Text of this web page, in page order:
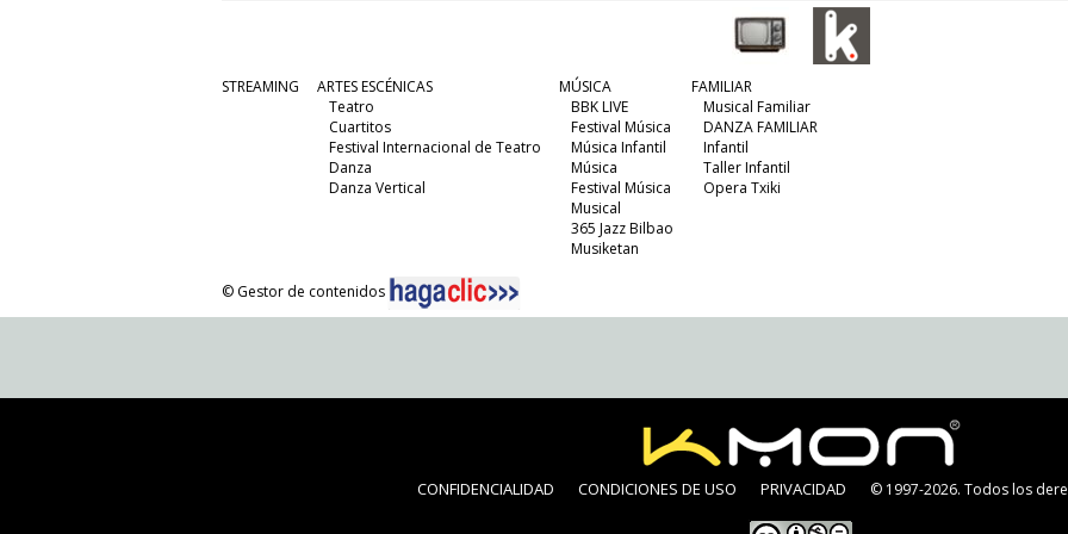
STREAMING
ARTES ESCÉNICAS
Teatro
Cuartitos
Festival Internacional de Teatro
Danza
Danza Vertical
MÚSICA
BBK LIVE
Festival Música
Música Infantil
Música
Festival Música
Musical
365 Jazz Bilbao
Musiketan
FAMILIAR
Musical Familiar
DANZA FAMILIAR
Infantil
Taller Infantil
Opera Txiki
© Gestor de contenidos
CONFIDENCIALIDAD CONDICIONES DE USO PRIVACIDAD © 1997-2026. Todos los